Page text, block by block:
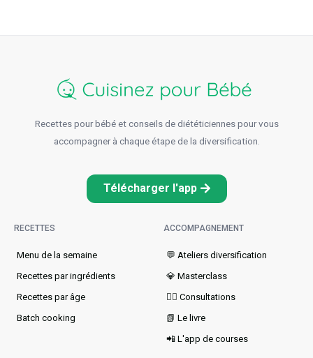
Recettes pour bébé et conseils de diététiciennes pour vous
accompagner à chaque étape de la diversification.
Télécharger l'app
RECETTES
Menu de la semaine​
Recettes par ingrédients
Recettes par âge
Batch cooking
ACCOMPAGNEMENT
💬 Ateliers diversification
💎 Masterclass
👩‍⚕️ Consultations
📗 Le livre
📲 L'app de courses